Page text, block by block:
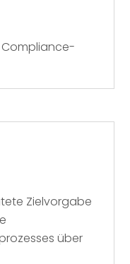
Compliance-
Zielvorgabe
über